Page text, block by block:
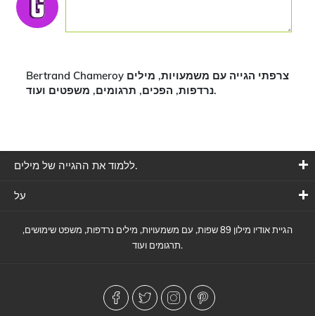
Bertrand Chameroy צרפתי הגייה עם משמעויות, מילים
נרדפות, הפכים, תרגומים, משפטים ועוד.
ללמוד את ההגייה של מילים.
על
הגיית אודיו מילון 89 שפות, עם משמעויות, מילים נרדפות, משפט שימושים,
תרגומים ועוד.